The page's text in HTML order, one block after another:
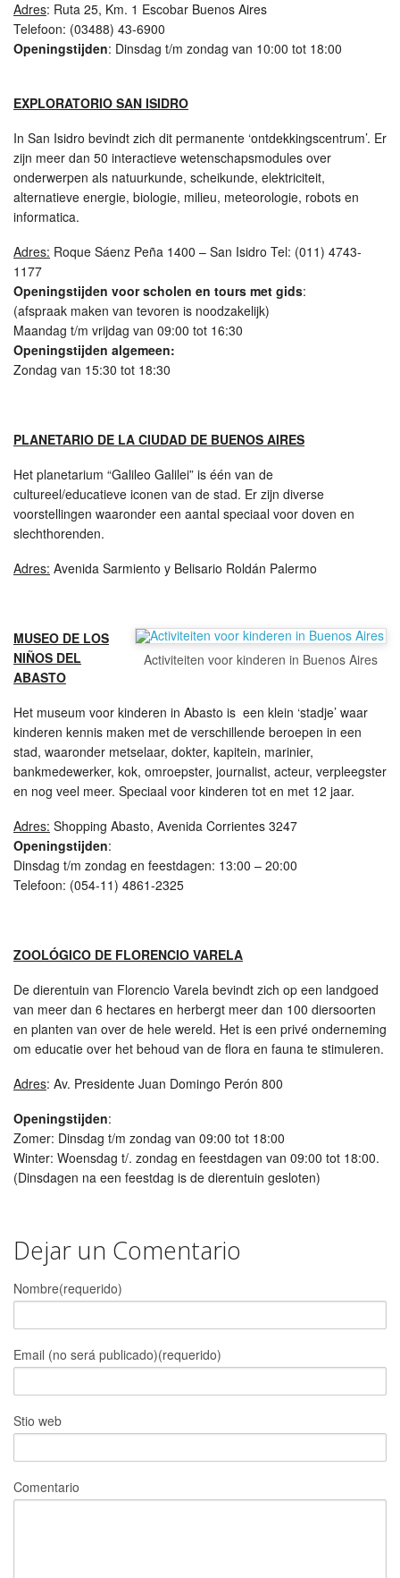
Adres: Ruta 25, Km. 1 Escobar Buenos Aires
Telefoon: (03488) 43-6900
Openingstijden: Dinsdag t/m zondag van 10:00 tot 18:00
EXPLORATORIO SAN ISIDRO
In San Isidro bevindt zich dit permanente ‘ontdekkingscentrum’. Er
zijn meer dan 50 interactieve wetenschapsmodules over
onderwerpen als natuurkunde, scheikunde, elektriciteit,
alternatieve energie, biologie, milieu, meteorologie, robots en
informatica.
Adres: Roque Sáenz Peña 1400 – San Isidro Tel: (011) 4743-
1177
Openingstijden voor scholen en tours met gids:
(afspraak maken van tevoren is noodzakelijk)
Maandag t/m vrijdag van 09:00 tot 16:30
Openingstijden algemeen:
Zondag van 15:30 tot 18:30
PLANETARIO DE LA CIUDAD DE BUENOS AIRES
Het planetarium “Galileo Galilei” is één van de
cultureel/educatieve iconen van de stad. Er zijn diverse
voorstellingen waaronder een aantal speciaal voor doven en
slechthorenden.
Adres: Avenida Sarmiento y Belisario Roldán Palermo
Activiteiten voor kinderen in Buenos Aires
MUSEO DE LOS
NIÑOS DEL
ABASTO
Het museum voor kinderen in Abasto is een klein ‘stadje’ waar
kinderen kennis maken met de verschillende beroepen in een
stad, waaronder metselaar, dokter, kapitein, marinier,
bankmedewerker, kok, omroepster, journalist, acteur, verpleegster
en nog veel meer. Speciaal voor kinderen tot en met 12 jaar.
Adres: Shopping Abasto, Avenida Corrientes 3247
Openingstijden:
Dinsdag t/m zondag en feestdagen: 13:00 – 20:00
Telefoon: (054-11) 4861-2325
ZOOLÓGICO DE FLORENCIO VARELA
De dierentuin van Florencio Varela bevindt zich op een landgoed
van meer dan 6 hectares en herbergt meer dan 100 diersoorten
en planten van over de hele wereld. Het is een privé onderneming
om educatie over het behoud van de flora en fauna te stimuleren.
Adres: Av. Presidente Juan Domingo Perón 800
Openingstijden:
Zomer: Dinsdag t/m zondag van 09:00 tot 18:00
Winter: Woensdag t/. zondag en feestdagen van 09:00 tot 18:00.
(Dinsdagen na een feestdag is de dierentuin gesloten)
Dejar un Comentario
Nombre(requerido)
Email (no será publicado)(requerido)
Stio web
Comentario